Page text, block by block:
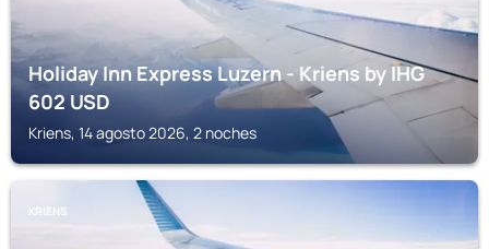
Holiday Inn Express Luzern - Kriens by IHG
602USD
Kriens, 14 agosto 2026, 2 noches
KRIENS